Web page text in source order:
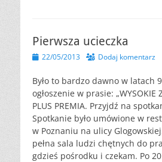
Pierwsza ucieczka
Opublikowano
22/05/2013 Dodaj komentarz
Było to bardzo dawno w latach
ogłoszenie w prasie: „WYSOKIE
PLUS PREMIA. Przyjdź na
Spotkanie było umówione w
w Poznaniu na ulicy
pełna sala ludzi chętnych do
gdzieś pośrodku i czekam. Po